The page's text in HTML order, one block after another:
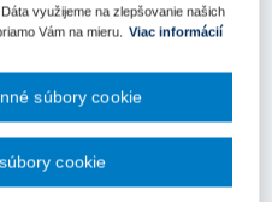
novembra 2023.
využijeme na zlepšovanie našich
Vám na mieru.
Viac informácií
súbory cookie
cookie